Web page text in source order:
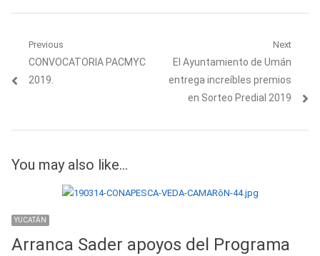
Navegación
de
Previous
Previous
post:
CONVOCATORIA PACMYC
2019.
Next
Next
post:
El Ayuntamiento de Umán
entrega increíbles premios
en Sorteo Predial 2019
You may also like...
YUCATÁN
Arranca Sader apoyos del Programa